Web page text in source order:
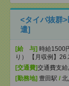
<タイパ抜群
遣]
[給 与] 時給1500
り） 【月収例】
[交通費]交通費支給
[勤務地] 豊田駅 / 北